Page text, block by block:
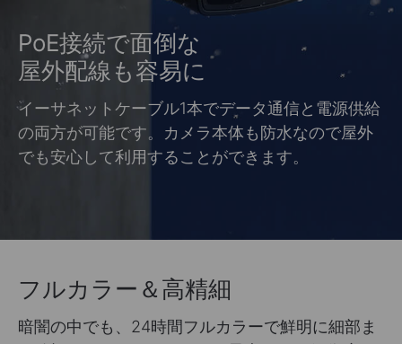
PoE接続で面倒な
屋外配線も容易に
イーサネットケーブル1本でデータ通信と電源供給
の両方が可能です。カメラ本体も防水なので屋外
でも安心して利用することができます。
フルカラー＆高精細
暗闇の中でも、24時間フルカラーで鮮明に細部ま